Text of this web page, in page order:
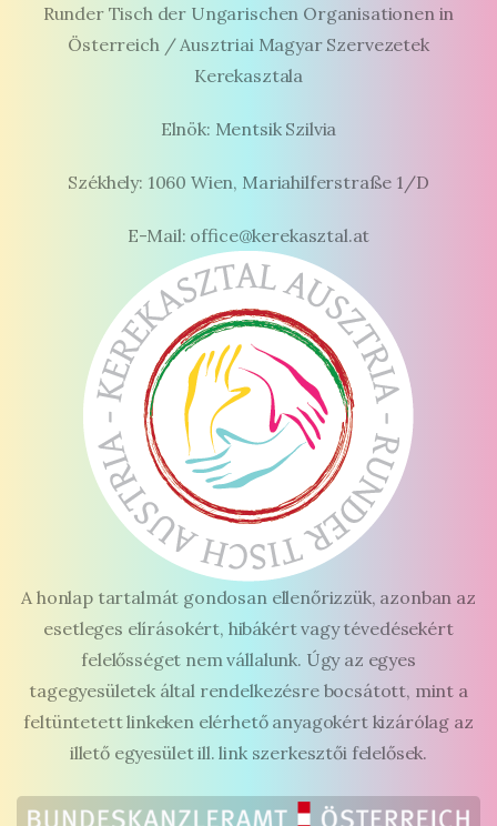
Runder Tisch der Ungarischen Organisationen in
Österreich / Ausztriai Magyar Szervezetek
Kerekasztala
Elnök: Mentsik Szilvia
Székhely: 1060 Wien, Mariahilferstraße 1/D
E-Mail: office@kerekasztal.at
A honlap tartalmát gondosan ellenőrizzük, azonban az
esetleges elírásokért, hibákért vagy tévedésekért
felelősséget nem vállalunk. Úgy az egyes
tagegyesületek által rendelkezésre bocsátott, mint a
feltüntetett linkeken elérhető anyagokért kizárólag az
illető egyesület ill. link szerkesztői felelősek.